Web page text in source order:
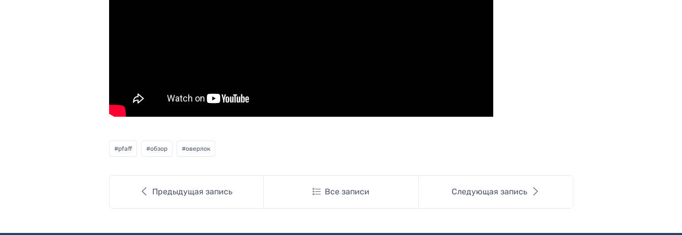
#pfaff #обзор #оверлок
Предыдущая запись Все записи Следующая запись